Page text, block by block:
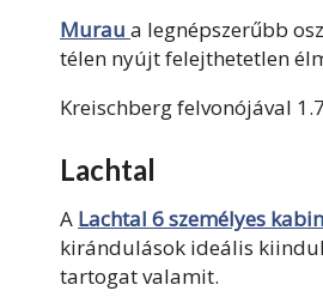
Murau a legnépszerűbb
télen nyújt felejthetetlen
Kreischberg felvonójával
Lachtal
A Lachtal 6 személyes
kirándulások ideális
tartogat valamit.